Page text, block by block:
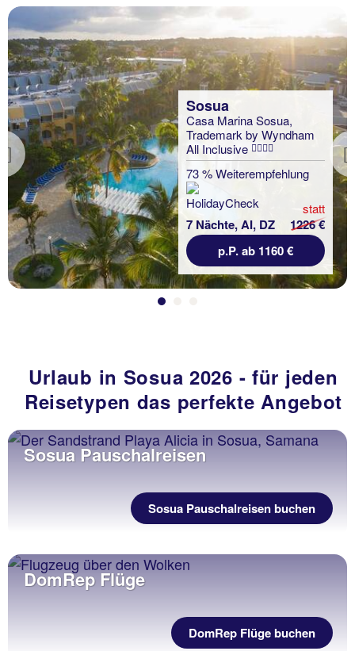
Previous
Sosua
Casa Marina Sosua,
Trademark by Wyndham
All Inclusive
73 % Weiterempfehlung
7 Nächte, AI, DZ
statt
1226 €
p.P. ab 1160 €
Urlaub in Sosua 2026 - für jeden
Reisetypen das perfekte Angebot
Sosua Pauschalreisen
Sosua Pauschalreisen buchen
DomRep Flüge
DomRep Flüge buchen